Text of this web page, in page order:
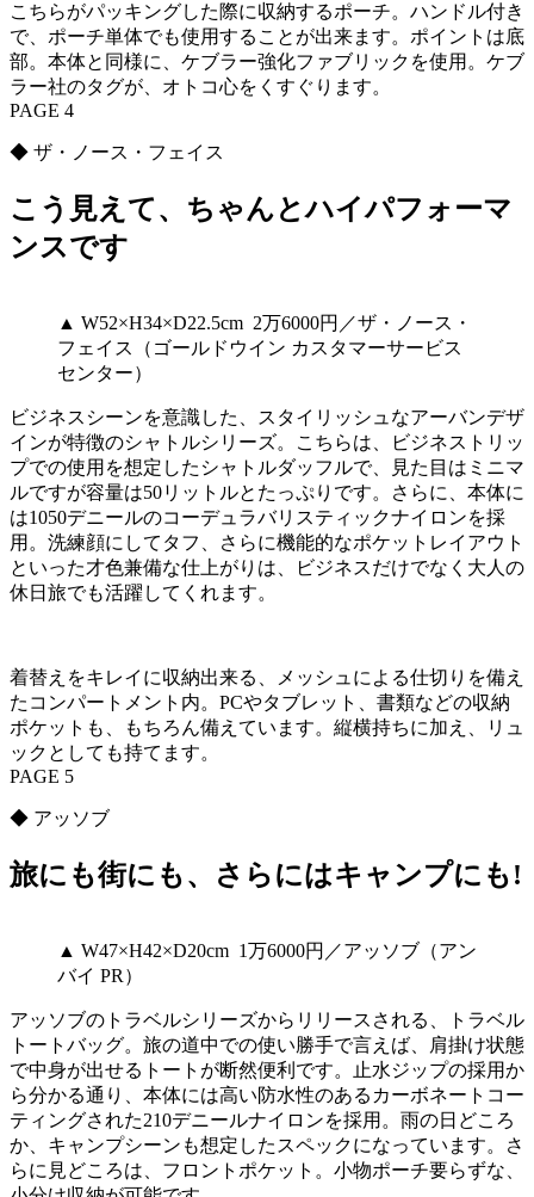
こちらがパッキングした際に収納するポーチ。ハンドル付き
で、ポーチ単体でも使用することが出来ます。ポイントは底
部。本体と同様に、ケブラー強化ファブリックを使用。ケブ
ラー社のタグが、オトコ心をくすぐります。
PAGE 4
◆ ザ・ノース・フェイス
こう見えて、ちゃんとハイパフォーマ
ンスです
▲ W52×H34×D22.5cm 2万6000円／ザ・ノース・
フェイス（ゴールドウイン カスタマーサービス
センター）
ビジネスシーンを意識した、スタイリッシュなアーバンデザ
インが特徴のシャトルシリーズ。こちらは、ビジネストリッ
プでの使用を想定したシャトルダッフルで、見た目はミニマ
ルですが容量は50リットルとたっぷりです。さらに、本体に
は1050デニールのコーデュラバリスティックナイロンを採
用。洗練顔にしてタフ、さらに機能的なポケットレイアウト
といった才色兼備な仕上がりは、ビジネスだけでなく大人の
休日旅でも活躍してくれます。
着替えをキレイに収納出来る、メッシュによる仕切りを備え
たコンパートメント内。PCやタブレット、書類などの収納
ポケットも、もちろん備えています。縦横持ちに加え、リュ
ックとしても持てます。
PAGE 5
◆ アッソブ
旅にも街にも、さらにはキャンプにも!
▲ W47×H42×D20cm 1万6000円／アッソブ（アン
バイ PR）
アッソブのトラベルシリーズからリリースされる、トラベル
トートバッグ。旅の道中での使い勝手で言えば、肩掛け状態
で中身が出せるトートが断然便利です。止水ジップの採用か
ら分かる通り、本体には高い防水性のあるカーボネートコー
ティングされた210デニールナイロンを採用。雨の日どころ
か、キャンプシーンも想定したスペックになっています。さ
らに見どころは、フロントポケット。小物ポーチ要らずな、